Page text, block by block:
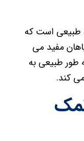
طبیعی است که
مفید می
طور طبیعی به
کند.